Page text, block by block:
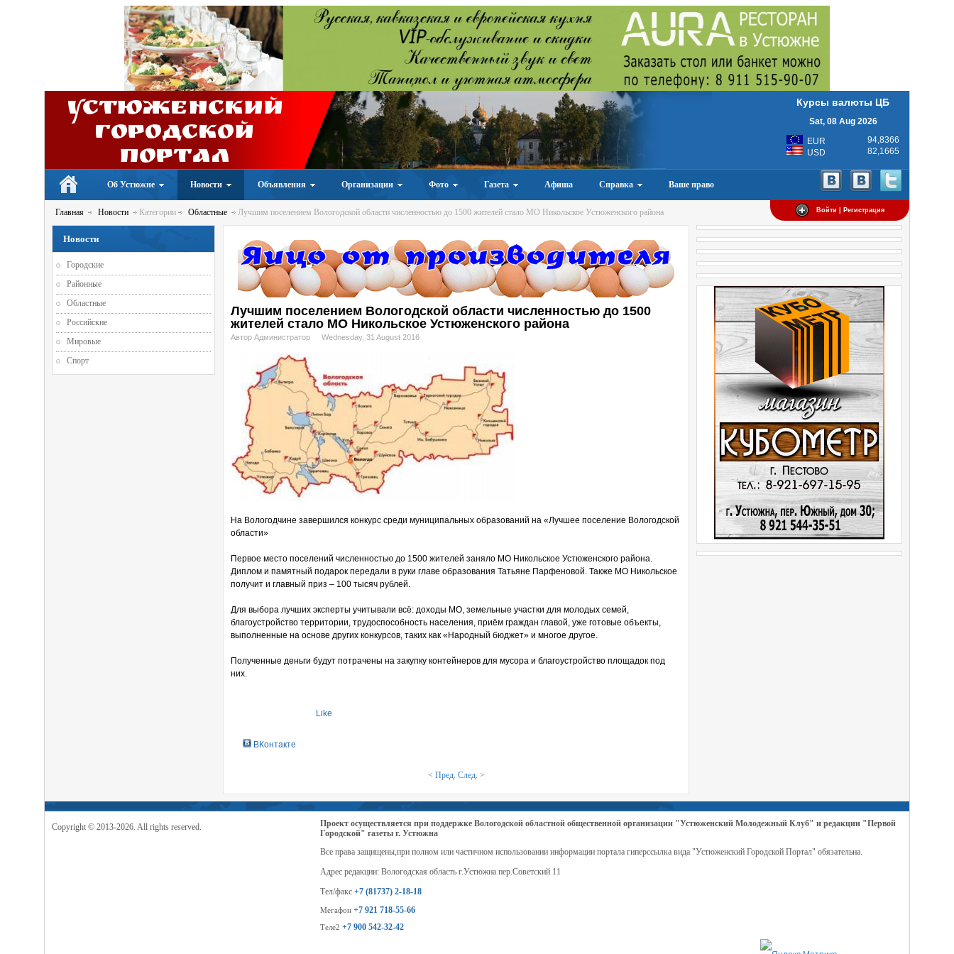
Устюженский
Городской
портал
Курсы валюты ЦБ
Sat, 08 Aug 2026
EUR
94,8366
USD
82,1665
Об Устюжне Новости Объявления Организации Фото Газета Афиша Справка Ваше право
Войти | Регистрация
Главная Новости Категории Областные Лучшим поселением Вологодской области численностью до 1500 жителей стало МО Никольское Устюженского района
Лучшим поселением Вологодской области численностью до 1500
жителей стало МО Никольское Устюженского района
Автор Администратор Wednesday, 31 August 2016
На Вологодчине завершился конкурс среди муниципальных образований на «Лучшее поселение Вологодской
области»
Первое место поселений численностью до 1500 жителей заняло МО Никольское Устюженского района.
Диплом и памятный подарок передали в руки главе образования Татьяне Парфеновой. Также МО Никольское
получит и главный приз – 100 тысяч рублей.
Для выбора лучших эксперты учитывали всё: доходы МО, земельные участки для молодых семей,
благоустройство территории, трудоспособность населения, приём граждан главой, уже готовые объекты,
выполненные на основе других конкурсов, таких как «Народный бюджет» и многое другое.
Полученные деньги будут потрачены на закупку контейнеров для мусора и благоустройство площадок под
них.
Like
ВКонтакте
< Пред. След. >
Новости
Городские
Районные
Областные
Российские
Мировые
Спорт
Copyright © 2013-2026. All rights reserved.
Проект осуществляется при поддержке Вологодской областной общественной организации "Устюженский Молодежный Клуб" и редакции "Первой
Городской" газеты г. Устюжна
Все права защищены,при полном или частичном использовании информации портала гиперссылка вида "Устюженский Городской Портал" обязательна.
Адрес редакции: Вологодская область г.Устюжна пер.Советский 11
Тел/факс +7 (81737) 2-18-18
Мегафон +7 921 718-55-66
Теле2 +7 900 542-32-42